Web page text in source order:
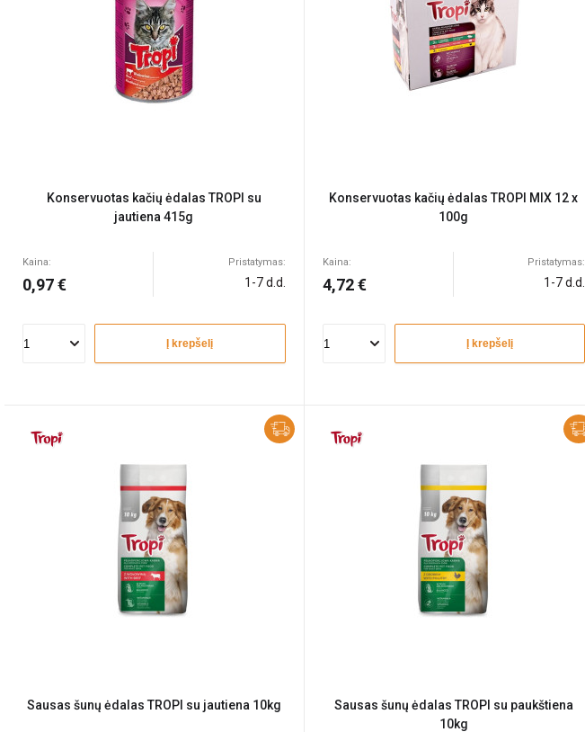
Konservuotas kačių ėdalas TROPI su
jautiena 415g
Kaina:
0,97 €
Pristatymas:
1-7 d.d.
Į krepšelį
Konservuotas kačių ėdalas TROPI MIX 12 x
100g
Kaina:
4,72 €
Pristatymas:
1-7 d.d.
Į krepšelį
Sausas šunų ėdalas TROPI su jautiena 10kg
Sausas šunų ėdalas TROPI su paukštiena
10kg